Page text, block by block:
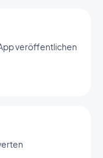
veröffentlichen